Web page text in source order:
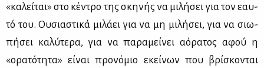
«κα­λεί­ται» στο κέ­ντρο της σκη­νής να μι­λή­σει για τον εαυ­
τό του. Ου­σια­στι­κά μι­λά­ει για να μη μι­λή­σει, για να σιω­
πή­σει κα­λύ­τε­ρα, για να πα­ρα­μεί­νει αό­ρα­τος αφού η
«ορα­τό­τη­τα» εί­ναι προ­νό­μιο εκεί­νων που βρί­σκο­νται